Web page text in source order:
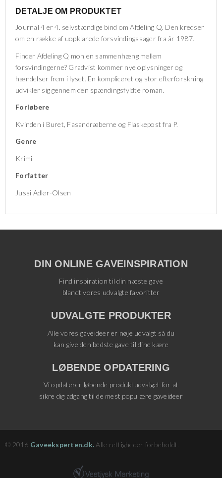
DETALJE OM PRODUKTET
Journal 4 er 4. selvstændige bind om Afdeling Q. Den kredser
om en række af uopklarede forsvindingssager fra år 1987.
Finder Afdeling Q mon en sammenhæng mellem
forsvindingerne? Gradvist kommer nye oplysninger og
hændelser frem i lyset. En kompliceret og stor efterforskning
udvikler sig gennem den spændingsfyldte roman.
Forløbere
Kvinden i Buret, Fasandræberne og Flaskepost fra P.
Genre
Krimi
Forfatter
Jussi Adler-Olsen
DIN ONLINE GAVEINSPIRATION
Find inspiration til din næste gave
blandt vores udvalgte favoritter
UDVALGTE PRODUKTER
Alle vores gaveideer er nøje udvalgt så du
kan give den bedste gave til dine kære
LØBENDE OPDATERING
Vi opdaterer løbende produktudvalget for at
sikre dig adgang til de mest populære gaveideer
© 2016 Gaveeksperten.dk. Alle rettigheder forbeholdt.